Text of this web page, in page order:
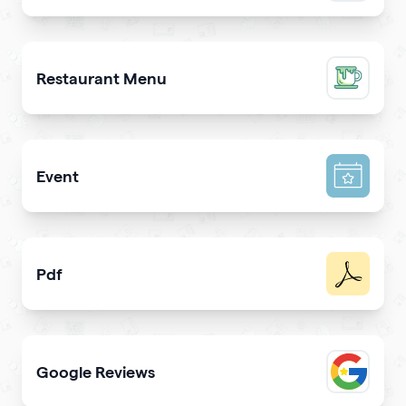
Promote a mobile app & get more downloads
Restaurant Menu
Present your dishes and drinks on your qrcode to
Event
Pdf
Google Reviews